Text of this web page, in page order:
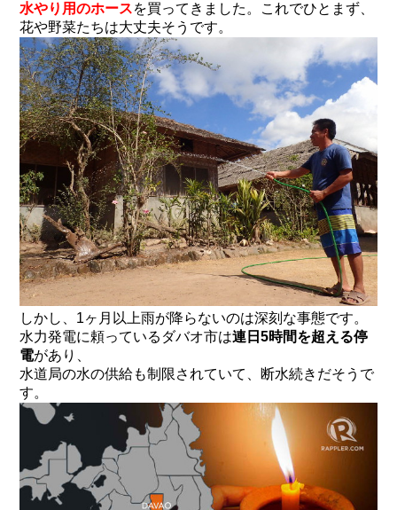
水やり用のホースを買ってきました。これでひとまず、
花や野菜たちは大丈夫そうです。
しかし、1ヶ月以上雨が降らないのは深刻な事態です。
水力発電に頼っているダバオ市は連日5時間を超える停
電があり、
水道局の水の供給も制限されていて、断水続きだそうで
す。